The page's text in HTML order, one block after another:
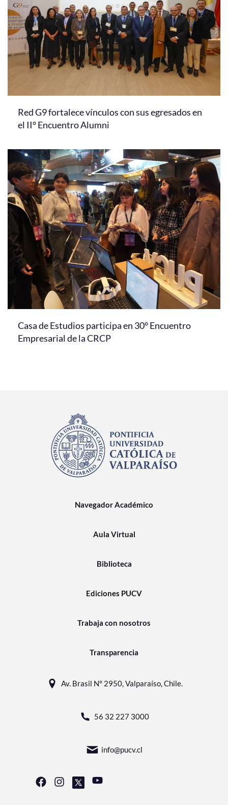
Red G9 fortalece vínculos con sus egresados en
el II° Encuentro Alumni
Casa de Estudios participa en 30° Encuentro
Empresarial de la CRCP
Navegador Académico
Aula Virtual
Biblioteca
Ediciones PUCV
Trabaja con nosotros
Transparencia
Av. Brasil N° 2950, Valparaíso, Chile.
56 32 227 3000
info@pucv.cl